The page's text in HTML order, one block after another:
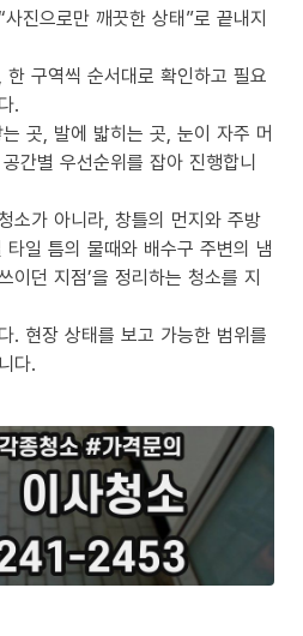
진으로만 깨끗한 상태”로 끝내지
구역씩 순서대로 확인하고 필요
.
곳, 발에 밟히는 곳, 눈이 자주 머
간별 우선순위를 잡아 진행합니
소가 아니라, 창틀의 먼지와 주방
일 틈의 물때와 배수구 주변의 냄
이던 지점’을 정리하는 청소를 지
. 현장 상태를 보고 가능한 범위를
다.